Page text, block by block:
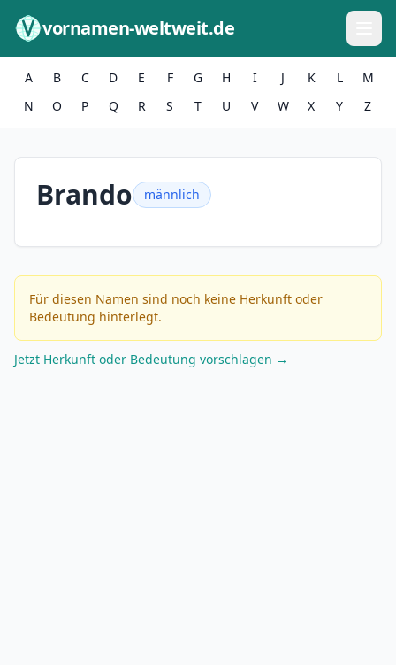
vornamen-weltweit.de
A B C D E F G H I J K L
M
N
O P Q R S T U V W X Y Z
Brando männlich
Für diesen Namen sind noch keine Herkunft oder
Bedeutung hinterlegt.
Jetzt Herkunft oder Bedeutung vorschlagen →